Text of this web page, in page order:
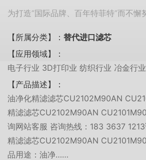
为打造“国际品牌、百年特菲特”而不懈
【所属分类】： 替代进口滤芯
【应用领域】：
电子行业 3D打印业 纺织行业 冶金行
【产品描述】：
油净化精滤滤芯CU2102M90AN
精滤滤芯CU2102M90AN
询网站客服 咨询热线：183 3637
精滤滤芯CU2102M90AN
品用途：油净……